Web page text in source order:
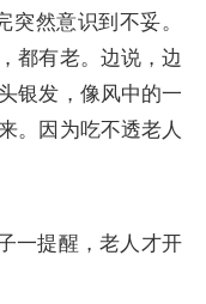
然意识到不妥。
都有老。边说，边
银发，像风中的一
。因为吃不透老人
一提醒，老人才开